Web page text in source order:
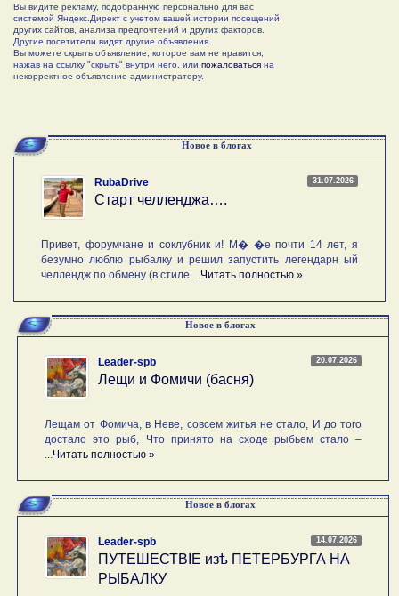
Вы видите рекламу, подобранную персонально для вас
системой Яндекс.Директ с учетом вашей истории посещений
других сайтов, анализа предпочтений и других факторов.
Другие посетители видят другие объявления.
Вы можете скрыть объявление, которое вам не нравится,
нажав на ссылку "скрыть" внутри него, или пожаловаться на
некорректное объявление администратору.
Новое в блогах
31.07.2026
RubaDrive
Старт челленджа….
Привет, форумчане и соклубник и! М� �е почти 14 лет, я
безумно люблю рыбалку и решил запустить легендарн ый
челлендж по обмену (в стиле ... Читать полностью »
Новое в блогах
20.07.2026
Leader-spb
Лещи и Фомичи (басня)
Лещам от Фомича, в Неве, совсем житья не стало, И до того
достало это рыб, Что принято на сходе рыбьем стало –
Читать полностью »
Новое в блогах
14.07.2026
Leader-spb
ПУТЕШЕСТВIE изѣ ПЕТЕРБУРГА НА
РЫБАЛКУ